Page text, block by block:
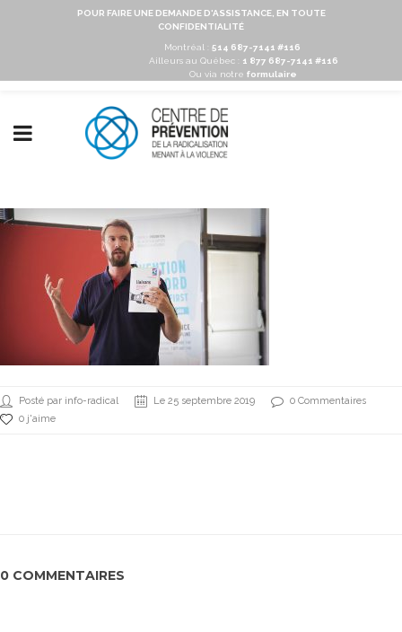
POUR FAIRE UNE DEMANDE D'ASSISTANCE, EN TOUTE
CONFIDENTIALITÉ
Montréal : 514 687-7141 #116
Ailleurs au Québec :
1 877 687-7141 #116
Ou via notre formulaire
Posté par info-radical Le 25 septembre 2019
0 Commentaires
0 j'aime
0 COMMENTAIRES